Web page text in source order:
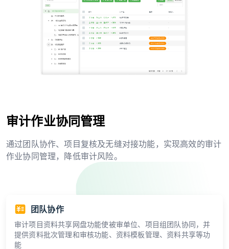
审计作业协同管理
通过团队协作、项目复核及无缝对接功能，实现高效的审计
作业协同管理，降低审计风险。
团队协作
审计项目资料共享网盘功能使被审单位、项目组团队协同，并
提供资料批次管理和审核功能、资料模板管理、资料共享等功
能